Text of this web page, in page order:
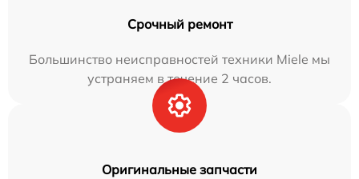
Срочный ремонт
Большинство неисправностей техники Miele мы
устраняем в течение 2 часов.
Оригинальные запчасти